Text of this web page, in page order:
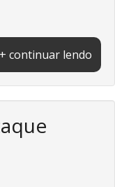
+ continuar lendo